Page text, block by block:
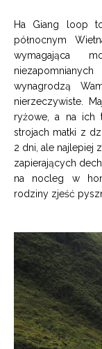
Ha Giang loop
północnym
wymagająca
wynagrodzą
nierzeczywiste.
ryżowe, a na ich
strojach matki z
2 dni, ale najlepiej
zapierających
na nocleg w
rodziny zjeść